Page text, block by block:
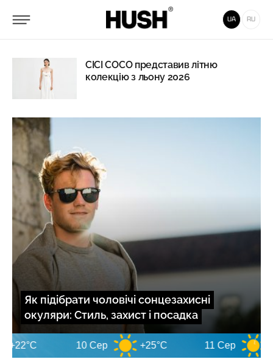
UA RU
CICI COCO представив літню
колекцію з льону 2026
Як підібрати чоловічі сонцезахисні
окуляри: Стиль, захист і посадка
10 Сер +25°C 11 Сер +29°C